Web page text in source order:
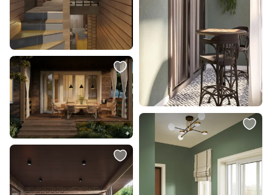
В корзину В корзину
8 920 ₽
Подвесной светильник LOFT IT
В корзину
113 338 ₽
Светильник подвесной Kartell
FL/Y BD-984834
В корзину